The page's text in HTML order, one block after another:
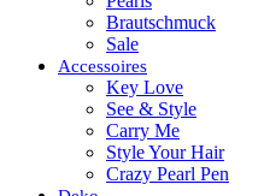
Brautschmuck
Sale
Accessoires
Key Love
See & Style
Carry Me
Style Your Hair
Crazy Pearl Pen